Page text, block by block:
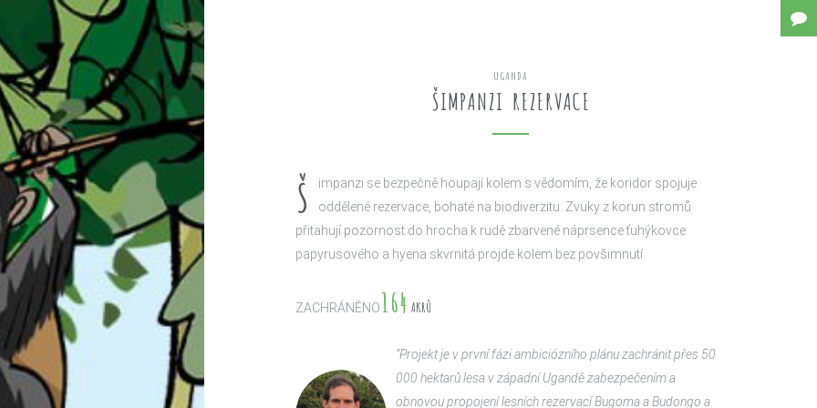
UGANDA
ŠIMPANZI REZERVACE
Š
impanzi se bezpečně houpají kolem s vědomím, že koridor spojuje
oddělené rezervace, bohaté na biodiverzitu. Zvuky z korun stromů
přitahují pozornost do hrocha k rudě zbarvené náprsence ťuhýkovce
papyrusového a hyena skvrnitá projde kolem bez povšimnutí.
ZACHRÁNĚNO164 AKRŮ
“Projekt je v první fázi ambiciózního plánu zachránit přes 50
000 hektarů lesa v západní Ugandě zabezpečením a
obnovou propojení lesních rezervací Bugoma a Budongo a